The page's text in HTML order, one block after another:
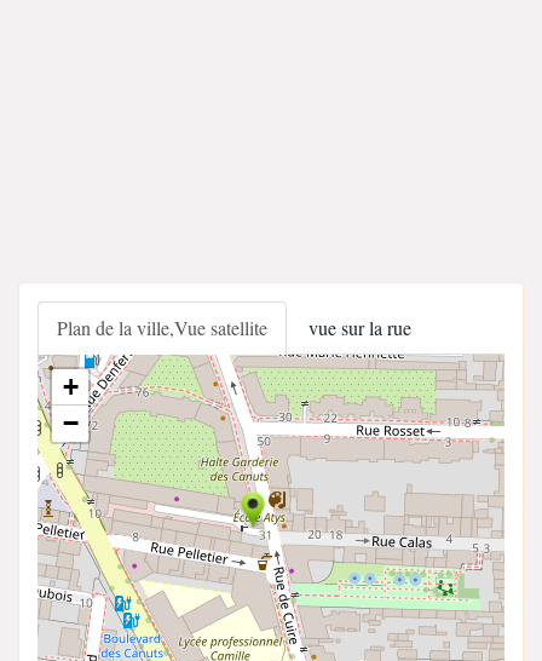
Plan de la ville,Vue satellite vue sur la rue
+
−